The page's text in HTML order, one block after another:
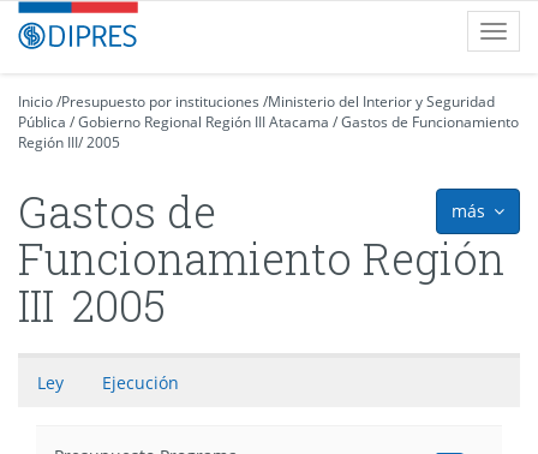
Contenido
principalDIPRES
-
de
Presupuestos
Inicio/Presupuesto por instituciones /Ministerio del Interior y Seguridad
Pública /Gobierno Regional Región III Atacama /Gastos de Funcionamiento
Región III/2005
más
Gastos de
Funcionamiento Región
III 2005
Ley Ejecución